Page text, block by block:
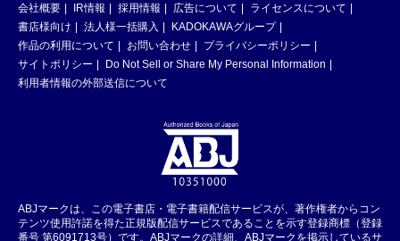
会社概要 IR情報 採用情報 広告について
ライセンスについて
書店様向け
法人様一括購入
KADOKAWAグループ
作品の利用について
お問い合わせ
プライバシーポリシー
サイトポリシー
Do Not Sell or Share My Personal Information
利用者情報の外部送信について
ABJマークは、この電子書店・電子書籍配信サービスが、著作権者からコン
テンツ使用許諾を得た正規版配信サービスであることを示す登録商標（登録
番号 第6091713号）です。ABJマークの詳細、ABJマークを掲示しているサ